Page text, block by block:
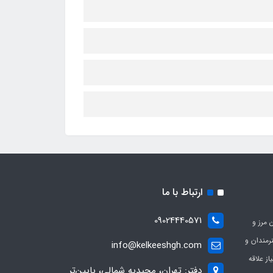
مرز و
هنرمندان و
علاقه
ارتباط با ما
09024440571
info@kelkeeshgh.com